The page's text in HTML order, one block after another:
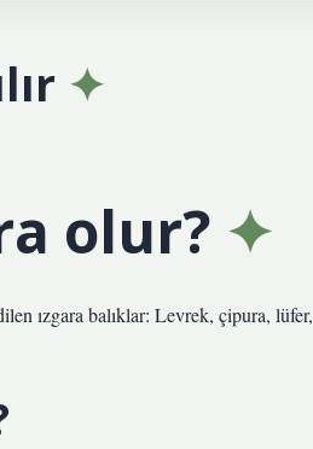
olur?
ızgara balıklar: Levrek, çipura, lüfer,